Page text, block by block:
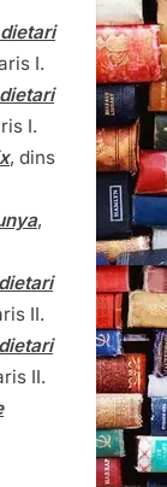
I.
I.
, dins
,
II.
II.